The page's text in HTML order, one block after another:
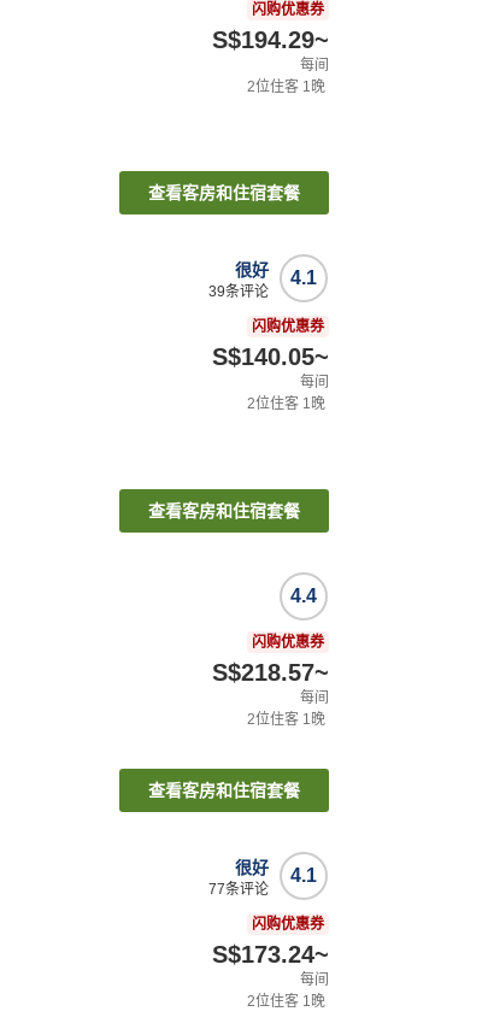
闪购优惠券
S$194.29~
每间
2位住客 1晚
查看客房和住宿套餐
4.1
很好
39条评论
闪购优惠券
S$140.05~
每间
2位住客 1 晚
查看客房和住宿套餐
4.4
闪购优惠券
S$218.57~
每间
2位住客 1晚
查看客房和住宿套餐
4.1
很好
77条评论
闪购优惠券
S$173.24~
每间
2位住客 1晚